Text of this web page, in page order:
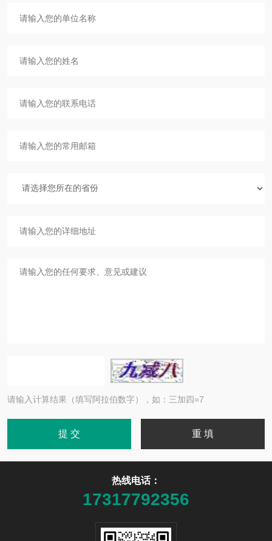
请输入计算结果（填写阿拉伯数字），如：三加四=7
热线电话：
17317792356